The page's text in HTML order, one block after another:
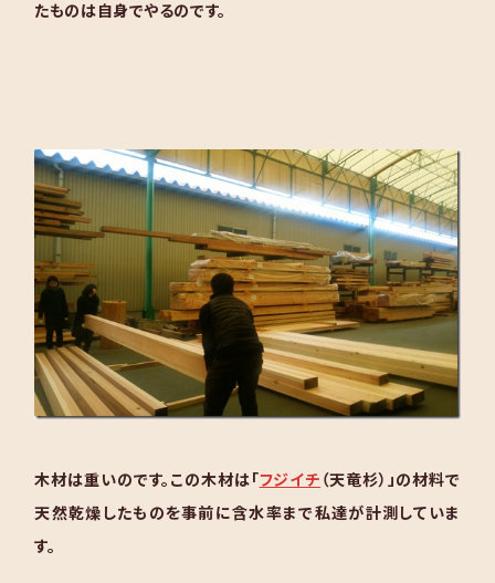
たものは自身でやるのです。
木材は重いのです。この木材は「フジイチ （天竜杉）」の材料で
天然乾燥したものを事前に含水率まで私達が計測していま
す。